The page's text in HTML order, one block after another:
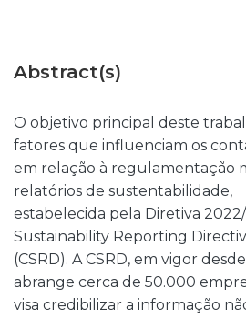
Abstract(s)
O objetivo principal deste
fatores que influenciam os
em relação à regulamentação
relatórios de sustentabilidade,
estabelecida pela Diretiva
Sustainability Reporting
(CSRD). A CSRD, em vigor
abrange cerca de 50.000
visa credibilizar a informação